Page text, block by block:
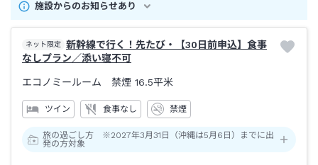
施設からのお知らせあり
ネット限定
新幹線で行く！先たび・【30日前申込】食事
なしプラン／添い寝不可
エコノミールーム 禁煙 16.5平米
ツイン 食事なし 禁煙
旅の過ごし方 ※2027年3月31日（沖縄は5月6日）までに出
発の方対象